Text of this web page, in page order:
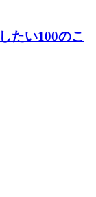
たい100のこ